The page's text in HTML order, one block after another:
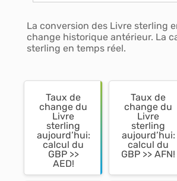
La conversion des Livre sterling
change historique antérieur. La
sterling en temps réel.
Taux de
change du
Livre
sterling
aujourd’hui:
calcul du
GBP >>
AED!
Taux de
change du
Livre
sterling
aujourd’hui:
calcul du
GBP >> AFN!